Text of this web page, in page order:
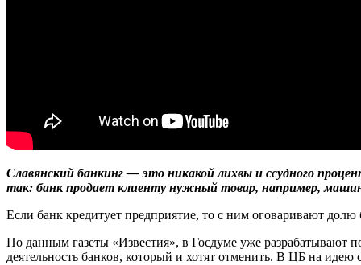
Славянский банкинг — это никакой лихвы и ссудного
так: банк продает клиенту нужный товар, например,
Если банк кредитует предприятие, то с ним оговаривают
По данным газеты «Известия», в Госдуме уже разрабатывают
деятельность банков, который и хотят отменить. В ЦБ на идею